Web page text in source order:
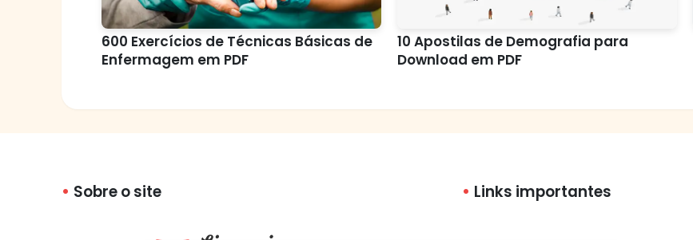
600 Exercícios de Técnicas Básicas de
Enfermagem em PDF
10 Apostilas de Demografia para
Download em PDF
Sobre o site Links importantes